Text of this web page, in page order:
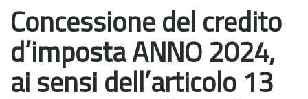
Concessione del credito
d’imposta ANNO 2024,
ai sensi dell’articolo 13